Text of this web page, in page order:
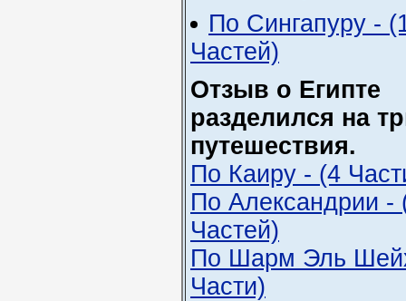
По Сингапуру -
Частей)
Отзыв о Египте
разделился на
путешествия.
По Каиру - (4
По Александрии -
Частей)
По Шарм Эль
Части)